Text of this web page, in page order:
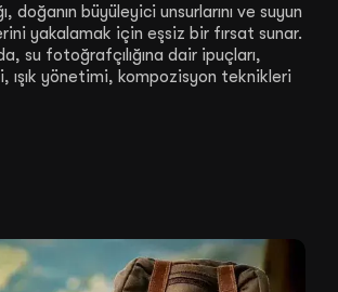
doğanın büyüleyici unsurlarını ve suyun
yakalamak için eşsiz bir fırsat sunar.
su fotoğrafçılığına dair ipuçları,
ışık yönetimi, kompozisyon teknikleri